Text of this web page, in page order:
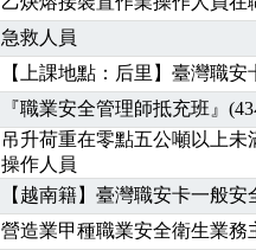
2025/05/29
2025/04/28【進修課程】要怎麼進
2025/01/21「高壓氣體製造安全主
訓測驗
2025/01/15【線上課程】碳中和核
2026/07/15 【免費研習】115年製
2026/07/08【中心公告】因應颱風
2026/05/06【產業人才投資】06/
2026/04/24【製程安全評估人員】
急救人員
【上課地點：后里】臺灣職
『職業安全管理師抵充班』
吊升荷重在零點五公噸以上
操作人員
【越南籍】臺灣職安卡一般
營造業甲種職業安全衛生業務